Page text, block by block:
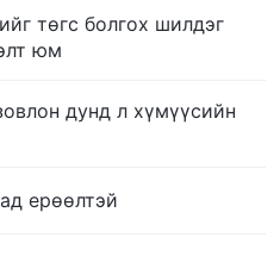
төгс болгох шилдэг
юм
дунд л хүмүүсийн
ерөөлтэй